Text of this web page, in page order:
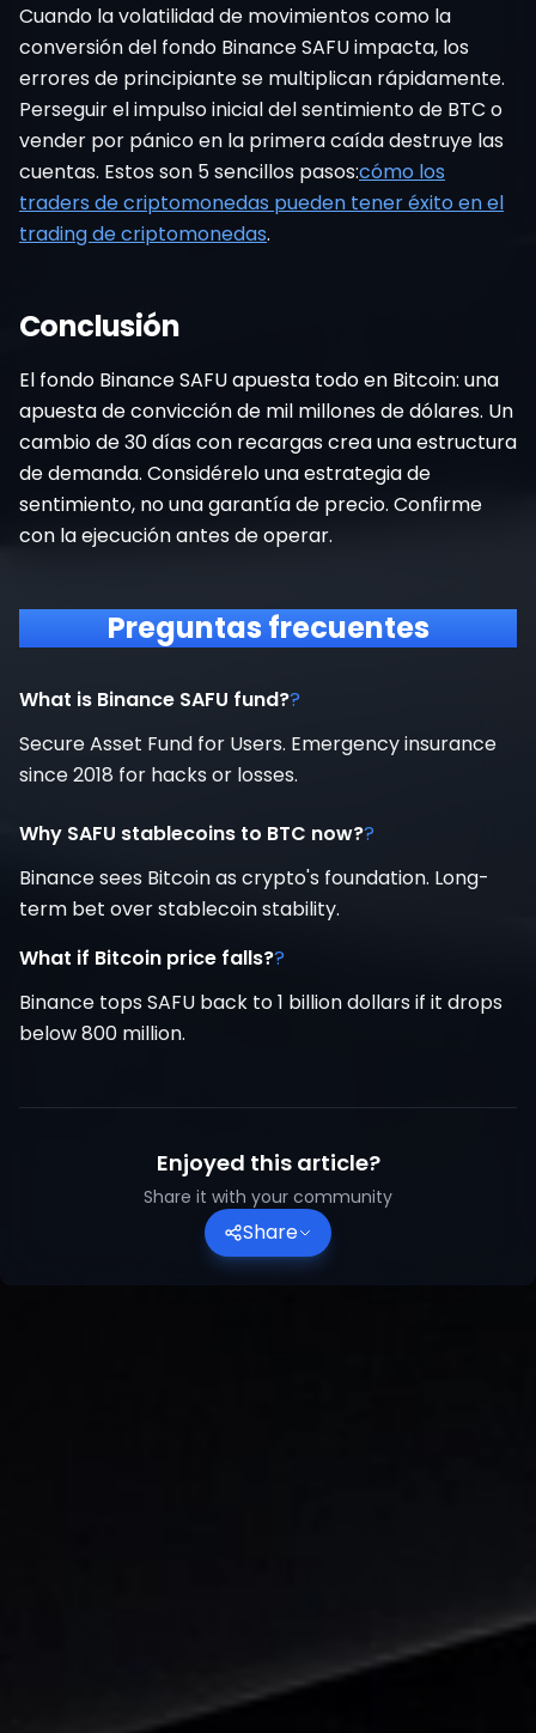
Cuando la volatilidad de movimientos como la
conversión del fondo Binance SAFU impacta, los
errores de principiante se multiplican rápidamente.
Perseguir el impulso inicial del sentimiento de BTC o
vender por pánico en la primera caída destruye las
cuentas. Estos son 5 sencillos pasos:cómo los
traders de criptomonedas pueden tener éxito en el
trading de criptomonedas.
Conclusión
El fondo Binance SAFU apuesta todo en Bitcoin: una
apuesta de convicción de mil millones de dólares. Un
cambio de 30 días con recargas crea una estructura
de demanda. Considérelo una estrategia de
sentimiento, no una garantía de precio. Confirme
con la ejecución antes de operar.
Preguntas frecuentes
What is Binance SAFU fund??
Secure Asset Fund for Users. Emergency insurance
since 2018 for hacks or losses.
Why SAFU stablecoins to BTC now??
Binance sees Bitcoin as crypto's foundation. Long-
term bet over stablecoin stability.
What if Bitcoin price falls??
Binance tops SAFU back to 1 billion dollars if it drops
below 800 million.
Enjoyed this article?
Share it with your community
Share